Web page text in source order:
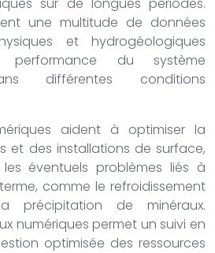
une multitude de données
et hydrogéologiques
du système
différentes conditions
aident à optimiser la
et des installations de surface,
éventuels problèmes liés à
comme le refroidissement
précipitation de minéraux.
numériques permet un suivi en
optimisée des ressources